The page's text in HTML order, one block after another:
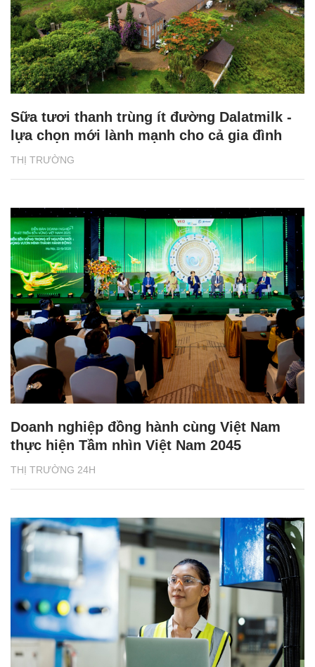
THỊ TRƯỜNG
Sữa tươi thanh trùng ít đường Dalatmilk -
lựa chọn mới lành mạnh cho cả gia đình
THỊ TRƯỜNG 24H
Doanh nghiệp đồng hành cùng Việt Nam
thực hiện Tầm nhìn Việt Nam 2045